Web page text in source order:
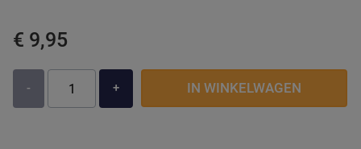
€ 9,95
- + IN WINKELWAGEN